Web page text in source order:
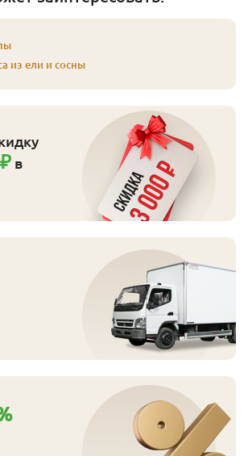
из ели и сосны
в